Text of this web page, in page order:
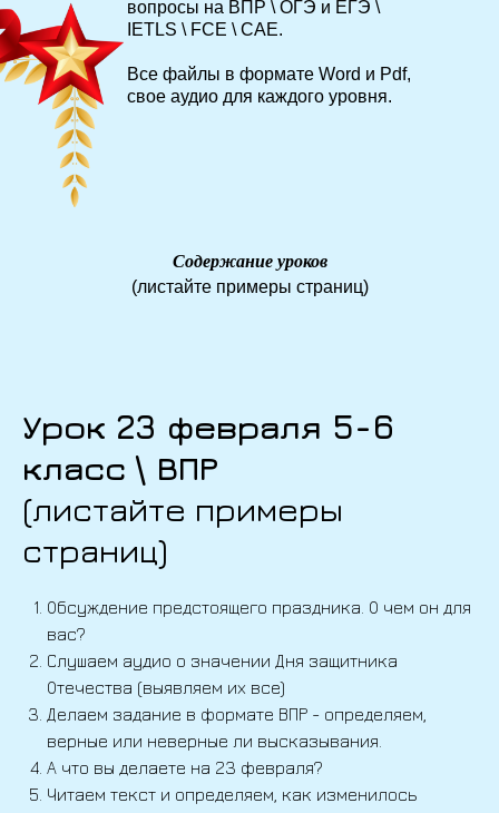
вопросы на ВПР \ ОГЭ и ЕГЭ \
IETLS \ FCE \ CAE.
Все файлы в формате Word и Pdf,
свое аудио для каждого уровня.
Содержание уроков
(листайте примеры страниц)
Урок 23 февраля 5-6
класс \ ВПР
(листайте примеры
страниц)
Обсуждение предстоящего праздника. О чем он для
вас?
Слушаем аудио о значении Дня защитника
Отечества (выявляем их все)
Делаем задание в формате ВПР - определяем,
верные или неверные ли высказывания.
А что вы делаете на 23 февраля?
Читаем текст и определяем, как изменилось